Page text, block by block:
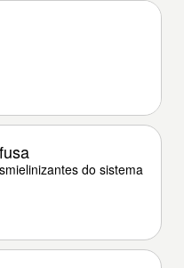
do sistema